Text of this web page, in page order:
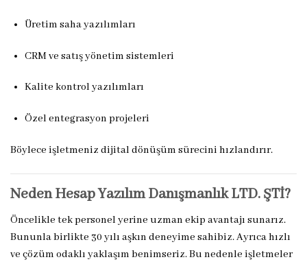
Üretim saha yazılımları
CRM ve satış yönetim sistemleri
Kalite kontrol yazılımları
Özel entegrasyon projeleri
Böylece işletmeniz dijital dönüşüm sürecini hızlandırır.
Neden Hesap Yazılım Danışmanlık LTD. ŞTİ?
Öncelikle tek personel yerine uzman ekip avantajı sunarız.
Bununla birlikte 30 yılı aşkın deneyime sahibiz. Ayrıca hızlı
ve çözüm odaklı yaklaşım benimseriz. Bu nedenle işletmeler